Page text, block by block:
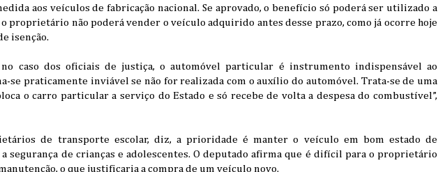
aos veículos de fabricação nacional. Se aprovado, o benefício só poderá ser utilizado a
o proprietário não poderá vender o veículo adquirido antes desse prazo, como já ocorre hoje
isenção.
no caso dos oficiais de justiça, o automóvel particular é instrumento indispensável ao
se praticamente inviável se não for realizada com o auxílio do automóvel. Trata-se de uma
o carro particular a serviço do Estado e só recebe de volta a despesa do combustível”,
de transporte escolar, diz, a prioridade é manter o veículo em bom estado de
segurança de crianças e adolescentes. O deputado afirma que é difícil para o proprietário
o que justificaria a compra de um veículo novo.